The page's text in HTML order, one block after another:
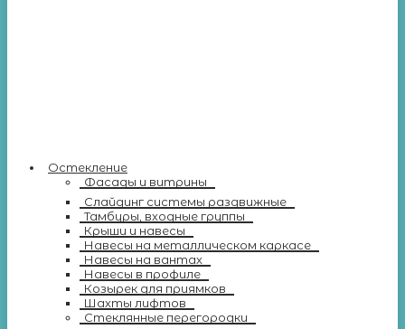
Остекление
Фасады и витрины
Слайдинг системы раздвижные
Тамбуры, входные группы
Крыши и навесы
Навесы на металлическом каркасе
Навесы на вантах
Навесы в профиле
Козырек для приямков
Шахты лифтов
Стеклянные перегородки